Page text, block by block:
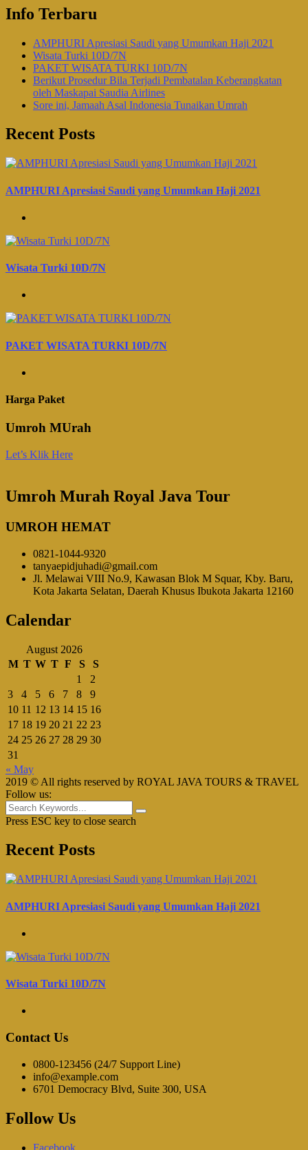
Info Terbaru
AMPHURI Apresiasi Saudi yang Umumkan Haji 2021
Wisata Turki 10D/7N
PAKET WISATA TURKI 10D/7N
Berikut Prosedur Bila Terjadi Pembatalan Keberangkatan
oleh Maskapai Saudia Airlines
Sore ini, Jamaah Asal Indonesia Tunaikan Umrah
Recent Posts
AMPHURI Apresiasi Saudi yang Umumkan Haji 2021
Wisata Turki 10D/7N
PAKET WISATA TURKI 10D/7N
Harga Paket
Umroh MUrah
Let’s Klik Here
Umroh Murah Royal Java Tour
UMROH HEMAT
0821-1044-9320
tanyaepidjuhadi@gmail.com
Jl. Melawai VIII No.9, Kawasan Blok M Squar, Kby. Baru,
Kota Jakarta Selatan, Daerah Khusus Ibukota Jakarta 12160
Calendar
August 2026
M T W T F S
S
1
2
3
4 5 6 7 8
9
10 11 12 13 14 15 16
17 18 19 20 21 22 23
24 25 26 27 28 29 30
31
« May
2019 © All rights reserved by ROYAL JAVA TOURS & TRAVEL
Follow us:
Press ESC key to close search
Recent Posts
AMPHURI Apresiasi Saudi yang Umumkan Haji 2021
Wisata Turki 10D/7N
Contact Us
0800-123456 (24/7 Support Line)
info@example.com
6701 Democracy Blvd, Suite 300, USA
Follow Us
Facebook